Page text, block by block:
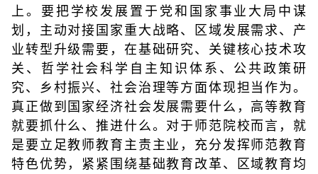
上。要把学校发展置于党和国家事业大局中谋
划，主动对接国家重大战略、区域发展需求、产
业转型升级需要，在基础研究、关键核心技术攻
关、哲学社会科学自主知识体系、公共政策研
究、乡村振兴、社会治理等方面体现担当作为。
真正做到国家经济社会发展需要什么，高等教育
就要抓什么、推进什么。对于师范院校而言，就
是要立足教师教育主责主业，充分发挥师范教育
特色优势，紧紧围绕基础教育改革、区域教育均